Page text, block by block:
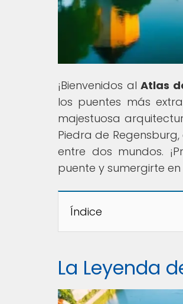
¡Bienvenidos alAtlas
los puentes más
majestuosa
Piedra de
entre dos mundos.
puente y sumergirte
Índice
La Leyenda